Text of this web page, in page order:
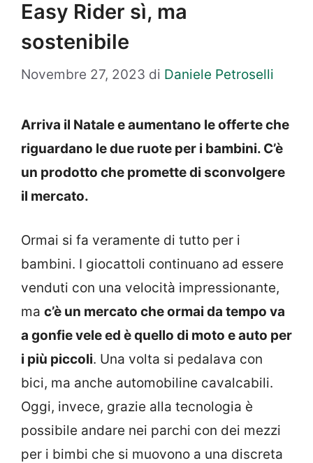
Easy Rider sì, ma
sostenibile
Novembre 27, 2023 di Daniele Petroselli
Arriva il Natale e aumentano le offerte che
riguardano le due ruote per i bambini. C’è
un prodotto che promette di sconvolgere
il mercato.
Ormai si fa veramente di tutto per i
bambini. I giocattoli continuano ad essere
venduti con una velocità impressionante,
ma c’è un mercato che ormai da tempo va
a gonfie vele ed è quello di moto e auto per
i più piccoli. Una volta si pedalava con
bici, ma anche automobiline cavalcabili.
Oggi, invece, grazie alla tecnologia è
possibile andare nei parchi con dei mezzi
per i bimbi che si muovono a una discreta